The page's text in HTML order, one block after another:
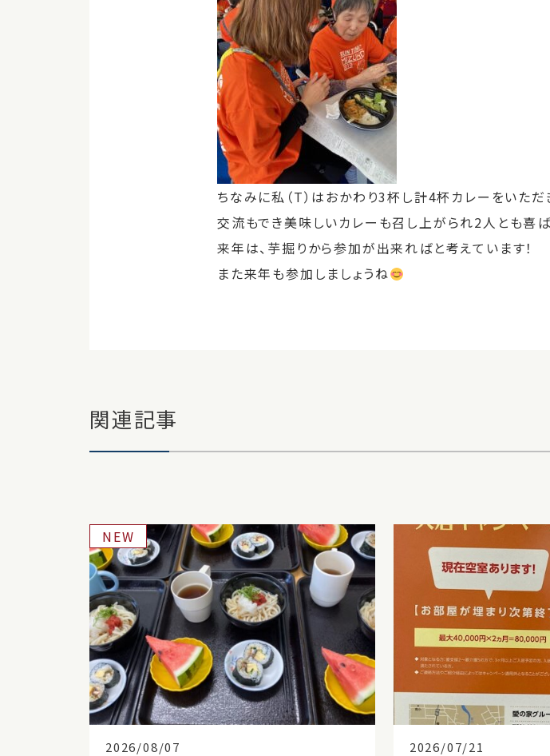
ちなみに私（T）はおかわり3杯し計4杯カレーをいただ
交流もでき美味しいカレーも召し上がられ2人とも喜ば
来年は、芋掘りから参加が出来ればと考えています！
また来年も参加しましょうね
関連記事
2026/08/07
NEW
2026/07/21